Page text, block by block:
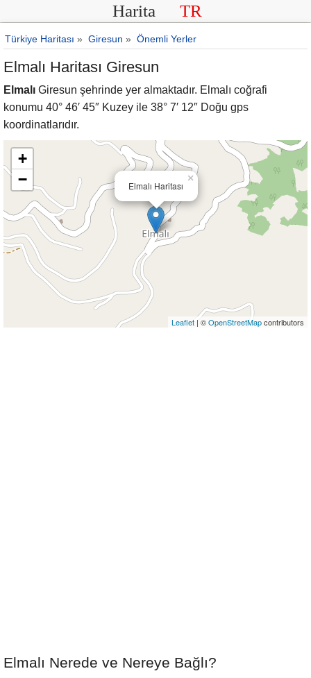
Harita TR
Türkiye Haritası » Giresun » Önemli Yerler
Elmalı Haritası Giresun
Elmalı Giresun şehrinde yer almaktadır. Elmalı coğrafi
konumu 40° 46′ 45″ Kuzey ile 38° 7′ 12″ Doğu gps
koordinatlarıdır.
Elmalı Haritası
×
+
−
Leaflet | ©OpenStreetMapcontributors
Elmalı Nerede ve Nereye Bağlı?